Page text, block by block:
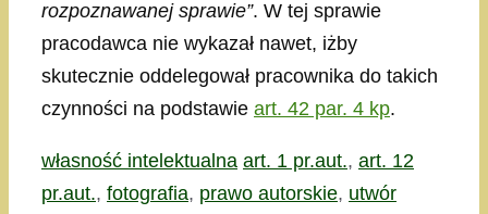
rozpoznawanej sprawie”. W tej sprawie
pracodawca nie wykazał nawet, iżby
skutecznie oddelegował pracownika do takich
czynności na podstawie art. 42 par. 4 kp.
Kategorie
własność intelektualna Tagi
art. 1 pr.aut., art. 12
pr.aut., fotografia, prawo autorskie, utwór